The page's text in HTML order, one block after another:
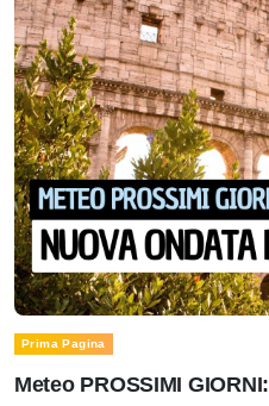
Prima Pagina
Meteo PROSSIMI